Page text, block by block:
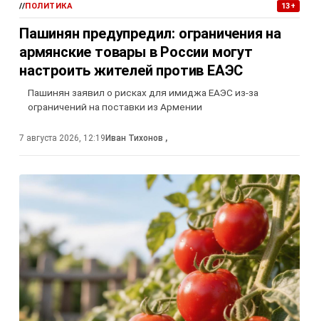
//ПОЛИТИКА 13+
Пашинян предупредил: ограничения на
армянские товары в России могут
настроить жителей против ЕАЭС
Пашинян заявил о рисках для имиджа ЕАЭС из-за
ограничений на поставки из Армении
7 августа 2026, 12:19Иван Тихонов ,